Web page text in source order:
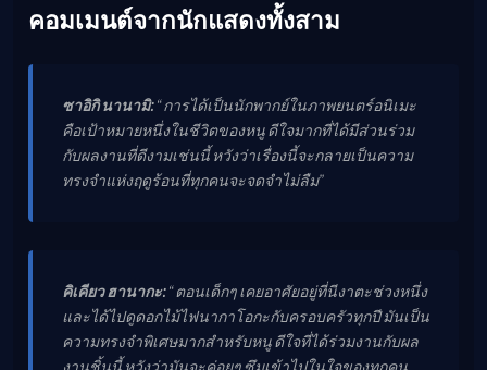
คอมเมนต์จากนักแสดงทั้งสาม
ซาอิกิ นานามิ:“การได้เป็นนักพากย์ในภาพยนตร์อนิเมะ
คือเป้าหมายหนึ่งในชีวิตของหนู ดีใจมากที่ได้มีส่วนร่วม
กับผลงานที่ดีงามเช่นนี้ หวังว่าเรื่องนี้จะกลายเป็นความ
ทรงจำแห่งฤดูร้อนที่ทุกคนจะจดจำไม่ลืม”
คิเคียว ฮานากะ:“ตอนเด็กๆ เคยอาศัยอยู่ที่นีงาตะช่วงหนึ่ง
และได้ไปดูดอกไม้ไฟนากาโอกะกับครอบครัวทุกปี มันเป็น
ความทรงจำพิเศษมากสำหรับหนู ดีใจที่ได้ร่วมงานกับผล
งานชิ้นนี้ หวังว่ามันจะค่อยๆ ซึมเข้าไปในใจของทุกคน